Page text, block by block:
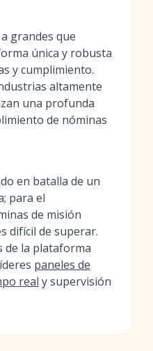
grandes que
única y robusta
y cumplimiento.
altamente
una profunda
de nóminas
en batalla de un
para el
de misión
difícil de superar.
de la plataforma
paneles de
real y supervisión